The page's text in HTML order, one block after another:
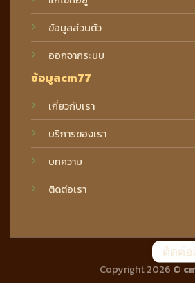
ข้อมูลส่วนตัว
ออกจากระบบ
ข้อมูลcm77
เกี่ยวกับเรา
บริการของเรา
บทความ
ติดต่อเรา
Copyright 2026 ©
ติดต่อ